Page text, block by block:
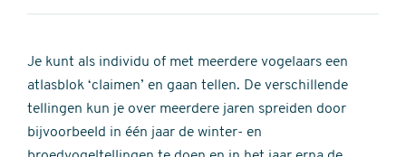
Je kunt als individu of met meerdere vogelaars een
atlasblok ‘claimen’ en gaan tellen. De verschillende
tellingen kun je over meerdere jaren spreiden door
bijvoorbeeld in één jaar de winter- en